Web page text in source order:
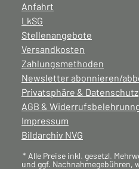
Anfahrt
LkSG
Stellenangebote
Versandkosten
Zahlungsmethoden
Newsletter abonnieren/
Privatsphäre & Datenschutz
AGB &
Impressum
Bildarchiv NVG
* Alle Preise inkl. gesetzl.
und ggf. Nachnahmegebühren,